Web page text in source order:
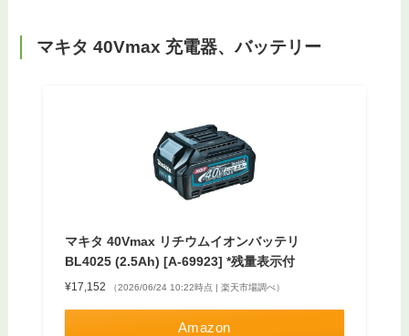
マキタ 40Vmax 充電器、バッテリー
マキタ 40Vmax リチウムイオンバッテリ
BL4025 (2.5Ah) [A-69923] *残量表示付
¥17,152 （2026/06/24 10:22時点 | 楽天市場調べ）
Amazon